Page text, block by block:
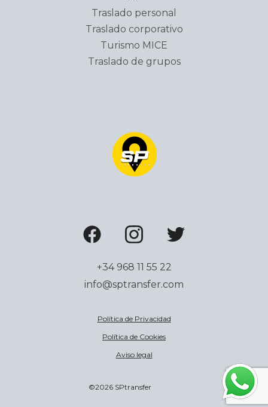
Traslado personal
Traslado corporativo
Turismo MICE
Traslado de grupos
+34 968 11 55 22
info@sptransfer.com
Política de Privacidad
Política de Cookies
Aviso legal
©2026 SPtransfer